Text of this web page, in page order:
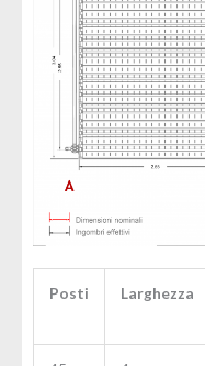
Posti Larghezza